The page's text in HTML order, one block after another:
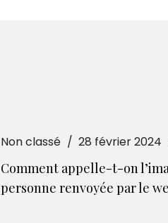
Non classé 28 février 2024
Comment appelle-t-on
personne renvoyée par le